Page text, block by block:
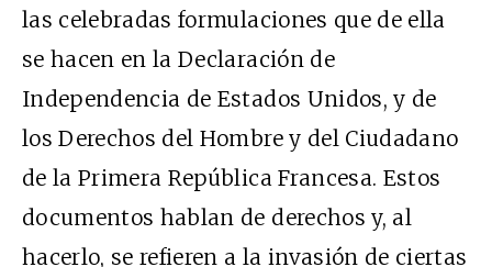
las celebradas formulaciones que de ella
se hacen en la Declaración de
Independencia de Estados Unidos, y de
los Derechos del Hombre y del Ciudadano
de la Primera República Francesa. Estos
documentos hablan de derechos y, al
hacerlo, se refieren a la invasión de ciertas